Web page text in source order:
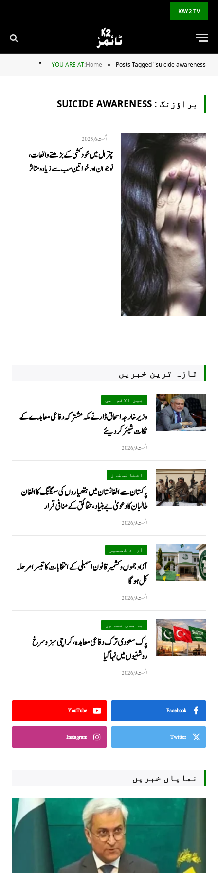
KAY2 TV
YOU ARE AT:Home » Posts Tagged "suicide awareness"
براؤزنگ : SUICIDE AWARENESS
اگست 6, 2025
چترال میں خودکشی کے بڑھتے واقعات،
نوجوان اور خواتین سب سے زیادہ متاثر
تازہ ترین خبریں
بین الاقوامی
وزیر خارجہ اسحاق ڈار نے مکہ مشترکہ دفاعی معاہدے کے
نکات شیئر کردیئے
اگست 9, 2026
افغانستان
پاکستان سے افغانستان میں ہتھیاروں کی سمگلنگ کا افغان
طالبان کا دعویٰ بے بنیاد، حقائق کے منافی قرار
اگست 9, 2026
آزاد کشمیر
آزاد جموں و کشمیر قانون اسمبلی کے انتخابات کا تیسرا مرحلہ
کل ہوگا
اگست 9, 2026
باہمی تعاون
پاک سعودی ترک دفاعی معاہدہ، کراچی سبز و سرخ
روشنیوں میں نہا گیا
اگست 9, 2026
Facebook
YouTube
Twitter
Instagram
نمایاں خبریں